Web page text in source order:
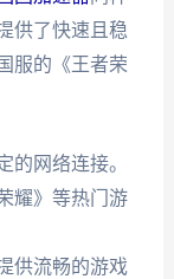
供了快速且稳
服的《王者荣
网络连接。
耀》等热门游
供流畅的游戏